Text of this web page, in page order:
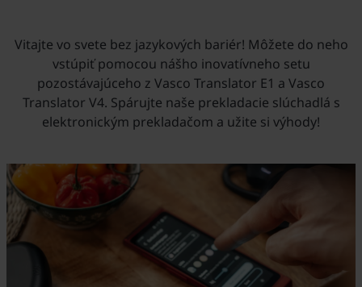
Vitajte vo svete bez jazykových bariér! Môžete do neho
vstúpiť pomocou nášho inovatívneho setu
pozostávajúceho z Vasco Translator E1 a Vasco
Translator V4. Spárujte naše prekladacie slúchadlá s
elektronickým prekladačom a užite si výhody!